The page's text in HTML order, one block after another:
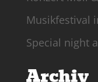
Musikfestival
Special night
Archiv